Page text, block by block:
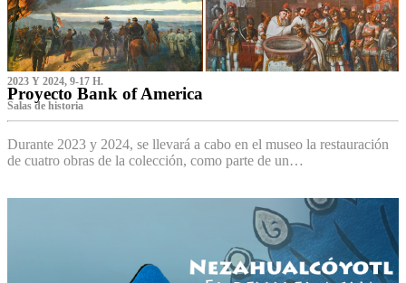
2023 Y 2024, 9-17 H.
Proyecto Bank of America
S‌alas de historia
Durante 2023 y 2024, se llevará a cabo en el museo la restauración
de cuatro obras de la colección, como parte de un…